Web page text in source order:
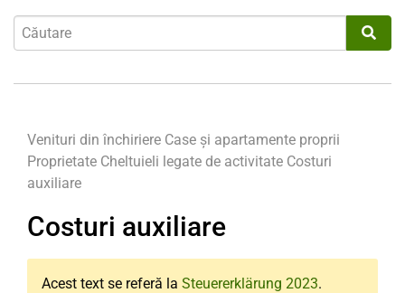
Venituri din închiriere Case și apartamente proprii
Proprietate Cheltuieli legate de activitate Costuri
auxiliare
Costuri auxiliare
Acest text se referă la Steuererklärung 2023.